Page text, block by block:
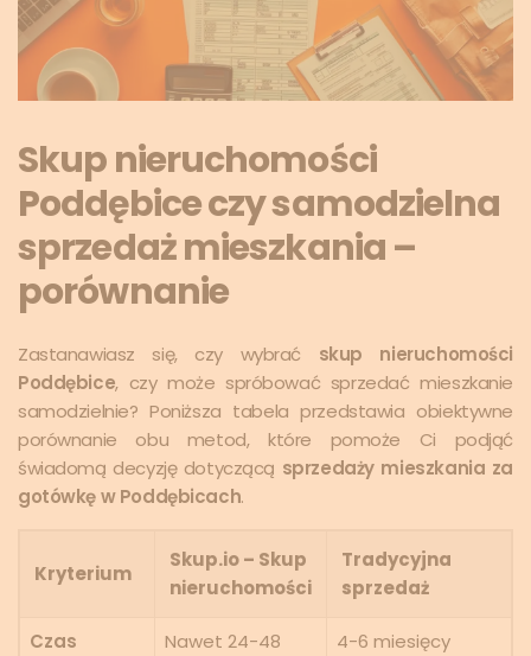
Skup nieruchomości
Poddębice czy samodzielna
sprzedaż mieszkania –
porównanie
Zastanawiasz się, czy wybrać skup nieruchomości
Poddębice, czy może spróbować sprzedać mieszkanie
samodzielnie? Poniższa tabela przedstawia obiektywne
porównanie obu metod, które pomoże Ci podjąć
świadomą decyzję dotyczącą sprzedaży mieszkania za
gotówkę w Poddębicach.
Kryterium
Skup.io – Skup
nieruchomości
Tradycyjna
sprzedaż
Czas
Nawet 24-48
4-6 miesięcy